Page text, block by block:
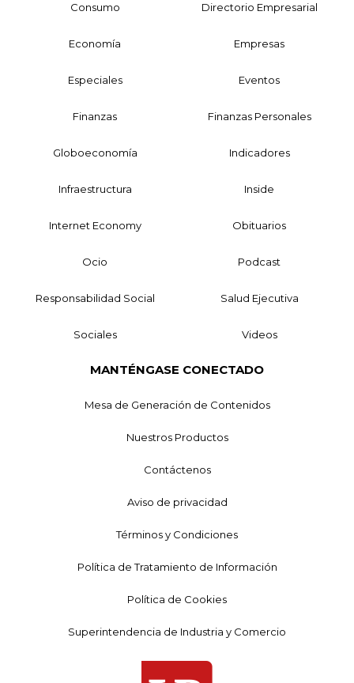
Consumo Directorio Empresarial
Economía Empresas
Especiales Eventos
Finanzas Finanzas Personales
Globoeconomía Indicadores
Infraestructura Inside
Internet Economy Obituarios
Ocio Podcast
Responsabilidad Social Salud Ejecutiva
Sociales Videos
MANTÉNGASE CONECTADO
Mesa de Generación de Contenidos
Nuestros Productos
Contáctenos
Aviso de privacidad
Términos y Condiciones
Política de Tratamiento de Información
Política de Cookies
Superintendencia de Industria y Comercio